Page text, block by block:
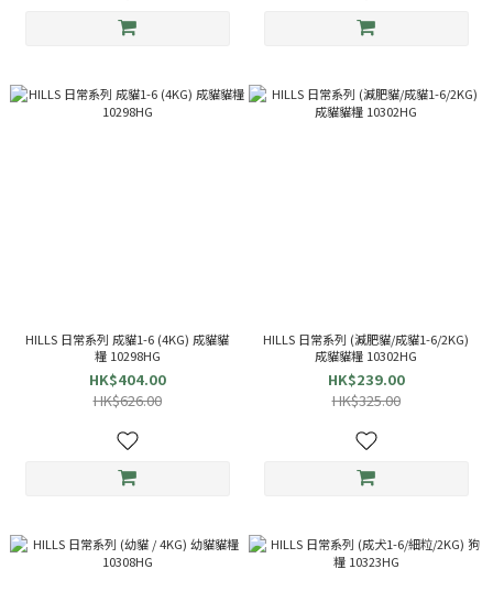
HILLS 日常系列 成貓1-6 (4KG) 成貓貓
糧 10298HG
HK$404.00
HK$626.00
HILLS 日常系列 (減肥貓/成貓1-6/2KG)
成貓貓糧 10302HG
HK$239.00
HK$325.00